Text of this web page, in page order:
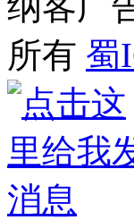
所有 蜀